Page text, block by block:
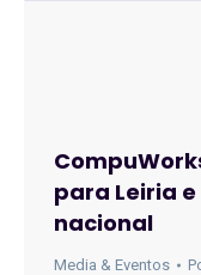
para Leiria
nacional
Media & Eventos